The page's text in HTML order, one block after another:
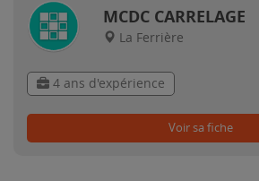
MCDC CARRELAGE
La Ferrière
4 ans d'expérience
Voir sa fiche